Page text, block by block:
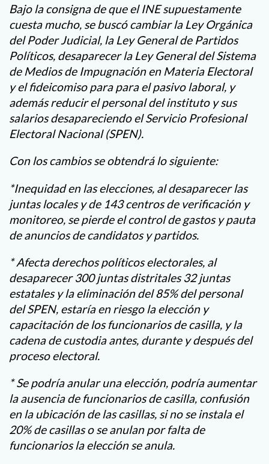
Bajo la consigna de que el INE supuestamente
cuesta mucho, se buscó cambiar la Ley Orgánica
del Poder Judicial, la Ley General de Partidos
Políticos, desaparecer la Ley General del Sistema
de Medios de Impugnación en Materia Electoral
y el fideicomiso para para el pasivo laboral, y
además reducir el personal del instituto y sus
salarios desapareciendo el Servicio Profesional
Electoral Nacional (SPEN).
Con los cambios se obtendrá lo siguiente:
*Inequidad en las elecciones, al desaparecer las
juntas locales y de 143 centros de verificación y
monitoreo, se pierde el control de gastos y pauta
de anuncios de candidatos y partidos.
* Afecta derechos políticos electorales, al
desaparecer 300 juntas distritales 32 juntas
estatales y la eliminación del 85% del personal
del SPEN, estaría en riesgo la elección y
capacitación de los funcionarios de casilla, y la
cadena de custodia antes, durante y después del
proceso electoral.
* Se podría anular una elección, podría aumentar
la ausencia de funcionarios de casilla, confusión
en la ubicación de las casillas, si no se instala el
20% de casillas o se anulan por falta de
funcionarios la elección se anula.